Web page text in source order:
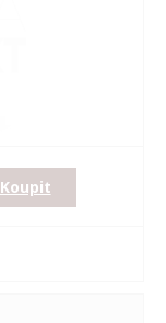
Koupit